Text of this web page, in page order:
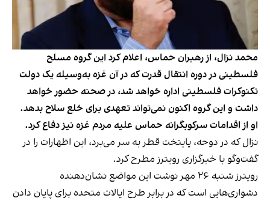
محمد نزال، از رهبران حماس، اعلام کرد این گروه مسلح
فلسطینی در دوره انتقال قدرت که در آن غزه به‌وسیله یک دولت
تکنوکرات فلسطینی اداره خواهد شد، در صحنه حضور خواهد
داشت و این گروه اکنون نمی‌تواند تعهدی برای خلع سلاح بدهد.
او از اقدامات سرکوبگرانه حماس علیه مردم غزه نیز دفاع کرد.
نزال که در دوحه، پایتخت قطر به سر می‌برد، این اظهارات را در
گفت‌وگو با خبرگزاری رویترز مطرح کرد.
رویترز شنبه ۲۶ مهر نوشت این مواضع نشان‌دهنده
دشواری‌هایی است که در برابر طرح‌ ایالات متحده برای پایان دادن